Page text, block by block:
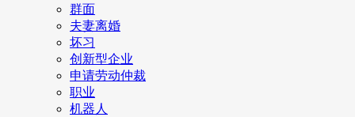
群面
夫妻离婚
坏习
创新型企业
申请劳动仲裁
职业
机器人